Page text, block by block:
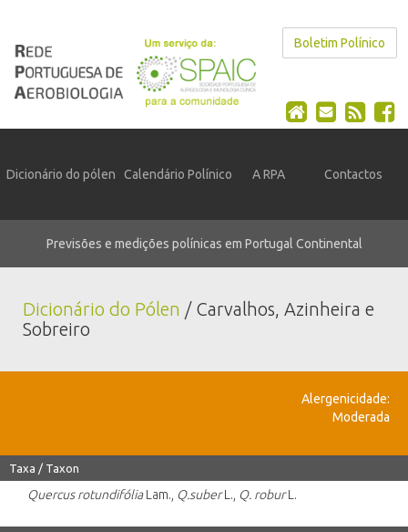
Boletim Polínico
Dicionário do pólen Calendário Polínico A RPA Contactos
Previsões e medições polínicas em Portugal Continental
Dicionário do Pólen / Carvalhos, Azinheira e
Sobreiro
Alergenicidade:
Moderada
Taxa / Taxon
Quercus rotundifóliaLam., Q.suberL., Q. roburL.